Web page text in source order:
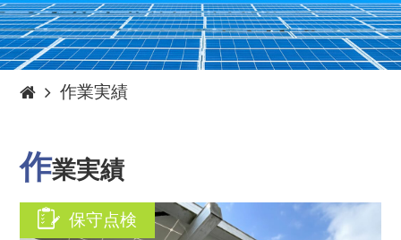
g
a
t
i
o
作業実績
作業実績
保守点検